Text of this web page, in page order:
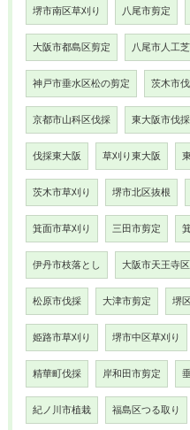
堺市南区草刈り 八尾市剪定
大阪市都島区剪定 八尾市人工芝
神戸市垂水区松の剪定 茨木市
京都市山科区伐採 東大阪市伐採
伐採東大阪 草刈り東大阪
茨木市草刈り 堺市北区抜根
箕面市草刈り 三田市剪定
伊丹市枝落とし 大阪市天王寺
松原市伐採 大津市剪定 堺
姫路市草刈り 堺市中区草刈り
精華町伐採 岸和田市剪定
紀ノ川市植栽 福島区つる取り